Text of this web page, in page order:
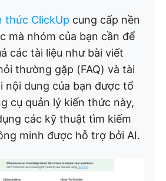
thức ClickUp cung cấp nền
mà nhóm của bạn cần để
các tài liệu như bài viết
thường gặp (FAQ) và tài
nội dung của bạn được tổ
cụ quản lý kiến thức này,
các kỹ thuật tìm kiếm
minh được hỗ trợ bởi AI.